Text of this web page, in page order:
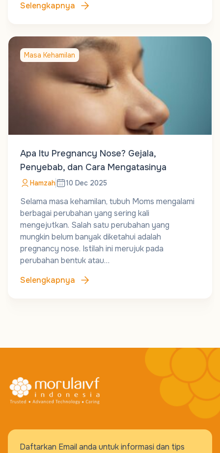
Selengkapnya
Masa Kehamilan
Apa Itu Pregnancy Nose? Gejala,
Penyebab, dan Cara Mengatasinya
Hamzah 10 Dec 2025
Selama masa kehamilan, tubuh Moms mengalami
berbagai perubahan yang sering kali
mengejutkan. Salah satu perubahan yang
mungkin belum banyak diketahui adalah
pregnancy nose. Istilah ini merujuk pada
perubahan bentuk atau…
Selengkapnya
Daftarkan Email anda untuk informasi dan tips